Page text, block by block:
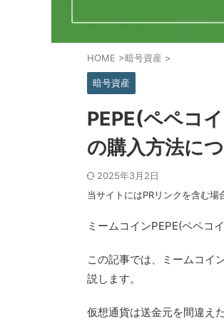
HOME >暗号資産 >
暗号資産
PEPE(ペペコ
の購入方法に
2025年3月2日
当サイトにはPRリンクを含む場
ミームコインPEPE(ペペコ
この記事では、ミームコイ
説します。
仮想通貨は送金元を間違え